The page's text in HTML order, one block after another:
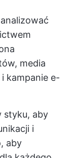
media
kampanie e-
styku, aby
i
aby